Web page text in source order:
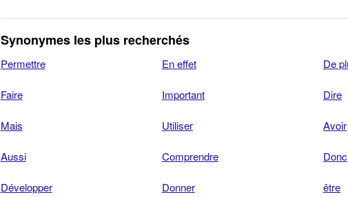
Synonymes les plus recherchés
Permettre En effet De
Faire Important Dire
Mais Utiliser Avoir
Aussi Comprendre Donc
Développer Donner être